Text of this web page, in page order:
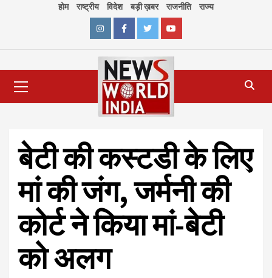
होम राष्ट्रीय विदेश बड़ी ख़बर राजनीति राज्य
InstagramFacebookTwitterYoutube
Menu
बेटी की कस्टडी के लिए
मां की जंग, जर्मनी की
कोर्ट ने किया मां-बेटी
को अलग